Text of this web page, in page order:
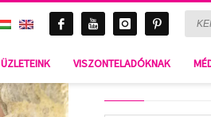
ÜZLETEINK VISZONTELADÓKNAK
BORA